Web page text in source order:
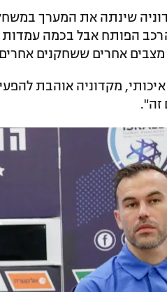
שינתה את המערך
הפותח אבל בכמה עמדות
מצבים אחרים ששחקנים אחרים
מקדוניה אוהבת
זה".